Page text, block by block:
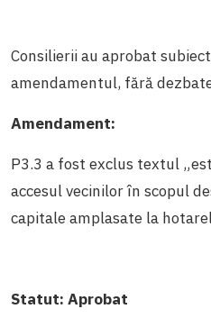
Consilierii au aprobat
amendamentul, fără
Amendament:
P3.3 a fost exclus textul
accesul vecinilor în scopul
capitale amplasate la
Statut: Aprobat